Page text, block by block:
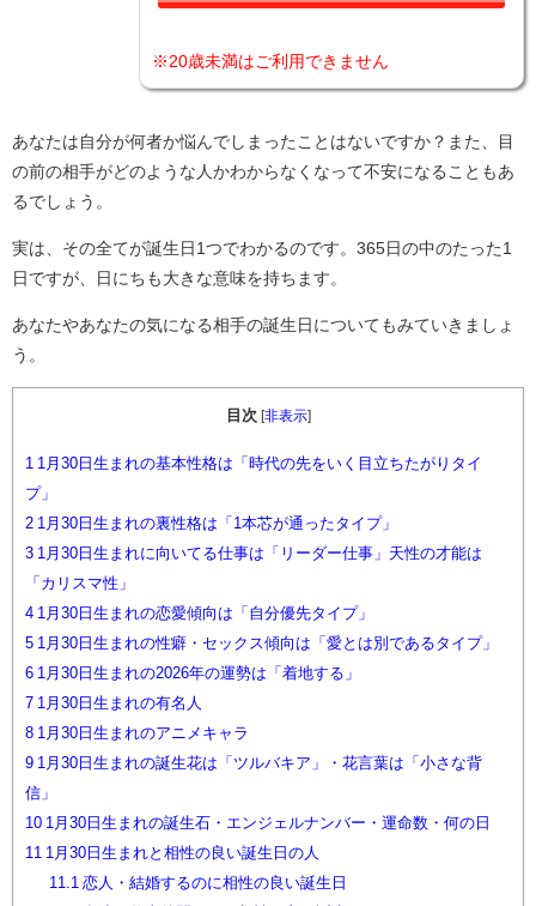
※20歳未満はご利用できません
あなたは自分が何者か悩んでしまったことはないですか？また、目
の前の相手がどのような人かわからなくなって不安になることもあ
るでしょう。
実は、その全てが誕生日1つでわかるのです。365日の中のたった1
日ですが、日にちも大きな意味を持ちます。
あなたやあなたの気になる相手の誕生日についてもみていきましょ
う。
目次 非表示]
1 1月30日生まれの基本性格は「時代の先をいく目立ちたがりタイ
プ」
2 1月30日生まれの裏性格は「1本芯が通ったタイプ」
3 1月30日生まれに向いてる仕事は「リーダー仕事」天性の才能は
「カリスマ性」
4 1月30日生まれの恋愛傾向は「自分優先タイプ」
5 1月30日生まれの性癖・セックス傾向は「愛とは別であるタイプ」
6 1月30日生まれの2026年の運勢は「着地する」
7 1月30日生まれの有名人
8 1月30日生まれのアニメキャラ
9 1月30日生まれの誕生花は「ツルバキア」・花言葉は「小さな背
信」
10 1月30日生まれの誕生石・エンジェルナンバー・運命数・何の日
11 1月30日生まれと相性の良い誕生日の人
11.1 恋人・結婚するのに相性の良い誕生日